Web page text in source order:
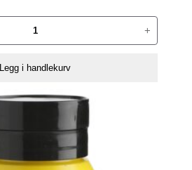
+
Legg i handlekurv